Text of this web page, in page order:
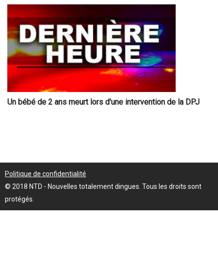
Un bébé de 2 ans meurt lors d'une intervention de la DPJ
Politique de confidentialité
© 2018 NTD - Nouvelles totalement dingues. Tous les droits sont
protégés.